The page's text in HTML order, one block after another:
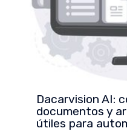
Dacarvision AI:
documentos y
útiles para